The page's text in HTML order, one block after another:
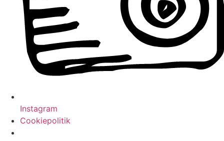
Instagram
Cookiepolitik